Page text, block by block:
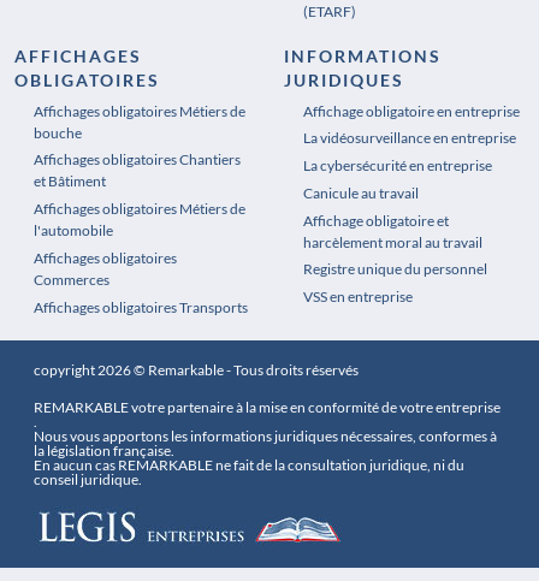
(ETARF)
AFFICHAGES
OBLIGATOIRES
Affichages obligatoires Métiers de
bouche
Affichages obligatoires Chantiers
et Bâtiment
Affichages obligatoires Métiers de
l'automobile
Affichages obligatoires
Commerces
Affichages obligatoires Transports
Affichages obligatoires Pharmacie
INFORMATIONS
JURIDIQUES
Affichage obligatoire en entreprise
La vidéosurveillance en entreprise
La cybersécurité en entreprise
Canicule au travail
Affichage obligatoire et
harcèlement moral au travail
Registre unique du personnel
VSS en entreprise
copyright 2026 © Remarkable - Tous droits réservés
REMARKABLE votre partenaire à la mise en conformité de votre entreprise
.
Nous vous apportons les informations juridiques nécessaires, conformes à
la législation française.
En aucun cas REMARKABLE ne fait de la consultation juridique, ni du
conseil juridique.